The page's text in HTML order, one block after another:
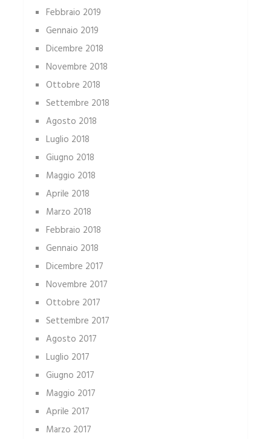
Febbraio 2019
Gennaio 2019
Dicembre 2018
Novembre 2018
Ottobre 2018
Settembre 2018
Agosto 2018
Luglio 2018
Giugno 2018
Maggio 2018
Aprile 2018
Marzo 2018
Febbraio 2018
Gennaio 2018
Dicembre 2017
Novembre 2017
Ottobre 2017
Settembre 2017
Agosto 2017
Luglio 2017
Giugno 2017
Maggio 2017
Aprile 2017
Marzo 2017